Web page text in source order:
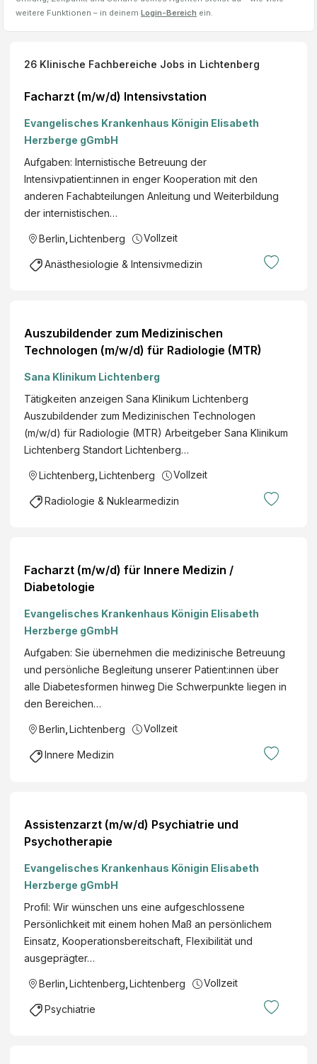
weitere Funktionen – in deinem Login-Bereich ein.
26 Klinische Fachbereiche Jobs in Lichtenberg
Facharzt (m/w/d) Intensivstation
Evangelisches Krankenhaus Königin Elisabeth
Herzberge gGmbH
Aufgaben: Internistische Betreuung der
Intensivpatient:innen in enger Kooperation mit den
anderen Fachabteilungen Anleitung und Weiterbildung
der internistischen…
Berlin Lichtenberg Vollzeit
Anästhesiologie & Intensivmedizin
Auszubildender zum Medizinischen
Technologen (m/w/d) für Radiologie (MTR)
Sana Klinikum Lichtenberg
Tätigkeiten anzeigen Sana Klinikum Lichtenberg
Auszubildender zum Medizinischen Technologen
(m/w/d) für Radiologie (MTR) Arbeitgeber Sana Klinikum
Lichtenberg Standort Lichtenberg…
Lichtenberg Lichtenberg Vollzeit
Radiologie & Nuklearmedizin
Facharzt (m/w/d) für Innere Medizin /
Diabetologie
Evangelisches Krankenhaus Königin Elisabeth
Herzberge gGmbH
Aufgaben: Sie übernehmen die medizinische Betreuung
und persönliche Begleitung unserer Patient:innen über
alle Diabetesformen hinweg Die Schwerpunkte liegen in
den Bereichen…
Berlin,Lichtenberg Vollzeit
Innere Medizin
Assistenzarzt (m/w/d) Psychiatrie und
Psychotherapie
Evangelisches Krankenhaus Königin Elisabeth
Herzberge gGmbH
Profil: Wir wünschen uns eine aufgeschlossene
Persönlichkeit mit einem hohen Maß an persönlichem
Einsatz, Kooperationsbereitschaft, Flexibilität und
ausgeprägter…
Berlin Lichtenberg Lichtenberg Vollzeit
Psychiatrie